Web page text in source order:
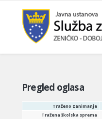
Pregled oglasa
Traženo zanimanje
Tražena školska sprema